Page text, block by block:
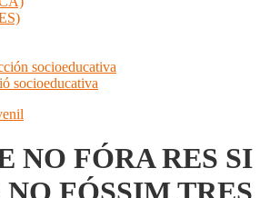
socioeducativa
socioeducativa
NO FÓRA RES SI